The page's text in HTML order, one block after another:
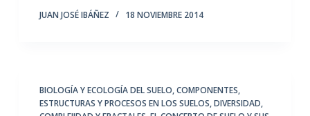
JUAN JOSÉ IBÁÑEZ 18 NOVIEMBRE 2014
BIOLOGÍA Y ECOLOGÍA DEL SUELO,COMPONENTES,
ESTRUCTURAS Y PROCESOS EN LOS SUELOS,DIVERSIDAD,